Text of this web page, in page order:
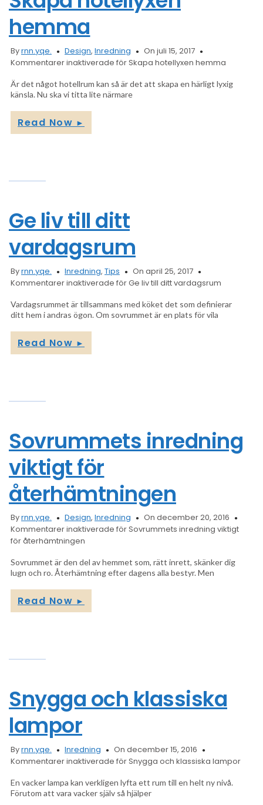
hemma
Byrnn.yqe. Design, Inredning
On juli 15, 2017
Kommentarer inaktiverade för Skapa hotellyxen hemma
Är det något hotellrum kan så är det att skapa en härligt lyxig
känsla. Nu ska vi titta lite närmare
Read Now ►
Ge liv till ditt
vardagsrum
Byrnn.yqe. Inredning, Tips
On april 25, 2017
Kommentarer inaktiverade för Ge liv till ditt vardagsrum
Vardagsrummet är tillsammans med köket det som definierar
ditt hem i andras ögon. Om sovrummet är en plats för vila
Read Now ►
Sovrummets inredning
viktigt för
återhämtningen
Byrnn.yqe. Design, Inredning
On december 20, 2016
Kommentarer inaktiverade för Sovrummets inredning viktigt
för återhämtningen
Sovrummet är den del av hemmet som, rätt inrett, skänker dig
lugn och ro. Återhämtning efter dagens alla bestyr. Men
Read Now ►
Snygga och klassiska
lampor
Byrnn.yqe. Inredning
On december 15, 2016
Kommentarer inaktiverade för Snygga och klassiska lampor
En vacker lampa kan verkligen lyfta ett rum till en helt ny nivå.
Förutom att vara vacker själv så hjälper